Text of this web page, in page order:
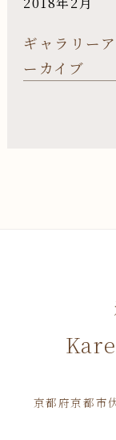
ギャラリーア
ーカイブ
京都府京都市